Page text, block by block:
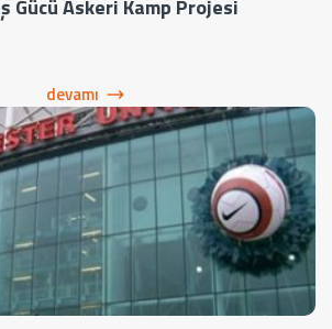
Gücü Askeri Kamp Projesi
devamı